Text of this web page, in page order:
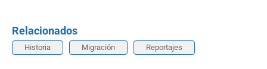
Relacionados
Historia Migración Reportajes